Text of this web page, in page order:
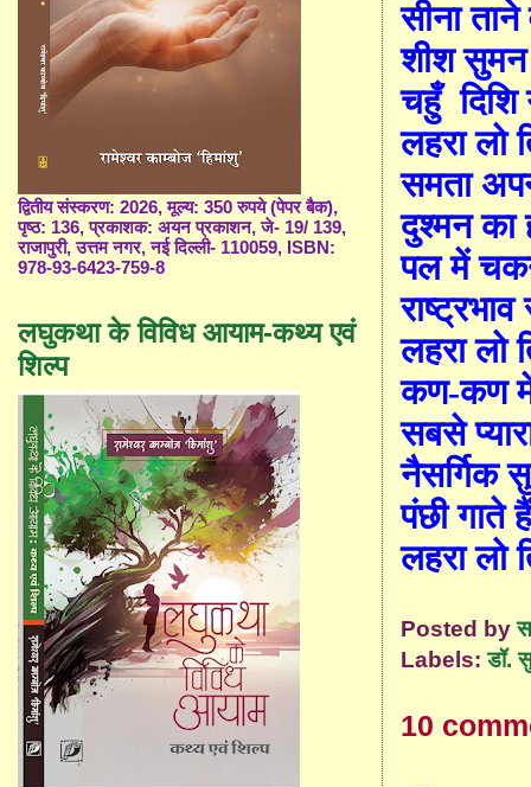
सीना
शीश सुमन
चहुँ दिशि
लहरा लो
समता
दुश्मन का
पल में
लहरा लो
कण-कण में
सबसे
नैसर्गिक
पंछी गाते
लहरा लो
Posted by
Labels:डॉ.
10
द्वितीय संस्करण: 2026, मूल्य: 350 रुपये (पेपर बैक),
पृष्ठ: 136, प्रकाशक: अयन प्रकाशन, जे- 19/ 139,
राजापुरी, उत्तम नगर, नई दिल्ली- 110059, ISBN:
978-93-6423-759-8
लघुकथा के विविध आयाम-कथ्य एवं
शिल्प